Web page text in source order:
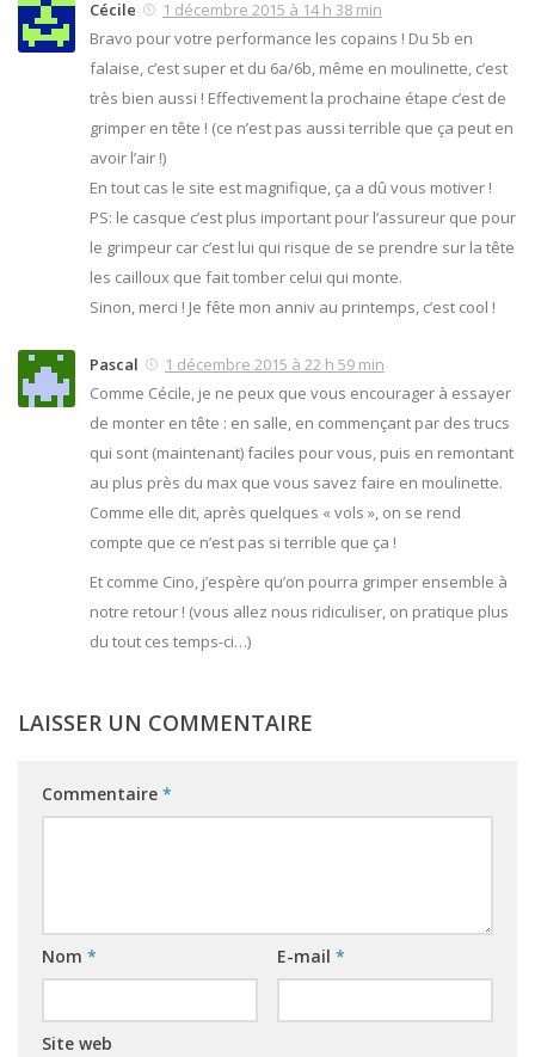
Cécile
1 décembre 2015 à 14 h 38 min
Bravo pour votre performance les copains ! Du 5b en
falaise, c’est super et du 6a/6b, même en moulinette, c’est
très bien aussi ! Effectivement la prochaine étape c’est de
grimper en tête ! (ce n’est pas aussi terrible que ça peut en
avoir l’air !)
En tout cas le site est magnifique, ça a dû vous motiver !
PS: le casque c’est plus important pour l’assureur que pour
le grimpeur car c’est lui qui risque de se prendre sur la tête
les cailloux que fait tomber celui qui monte.
Sinon, merci ! Je fête mon anniv au printemps, c’est cool !
Pascal
1 décembre 2015 à 22 h 59 min
Comme Cécile, je ne peux que vous encourager à essayer
de monter en tête : en salle, en commençant par des trucs
qui sont (maintenant) faciles pour vous, puis en remontant
au plus près du max que vous savez faire en moulinette.
Comme elle dit, après quelques « vols », on se rend
compte que ce n’est pas si terrible que ça !
Et comme Cino, j’espère qu’on pourra grimper ensemble à
notre retour ! (vous allez nous ridiculiser, on pratique plus
du tout ces temps-ci…)
LAISSER UN COMMENTAIRE
Commentaire *
Nom * E-mail *
Site web